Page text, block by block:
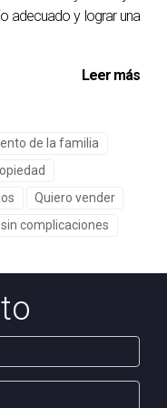
conocer más sobre
conmigo,
de
sostenibilidad, la
la experiencia del
a estas
adecuado y lograr una
Leer más
de la familia
Quiero vender
complicaciones